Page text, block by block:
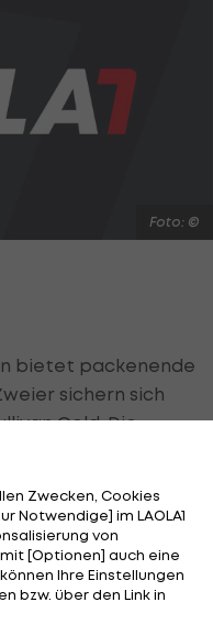
Foto: ©
bietet packenende
sichern sich
Gold. Die
fangen mit
der Herren
knapp vor
Im Achter der
Start-Ziel.
Niederlande.
Zwecken, Cookies
Notwendige] im LAOLA1
von
[Optionen] auch eine
Ihre Einstellungen
bzw. über den Link in